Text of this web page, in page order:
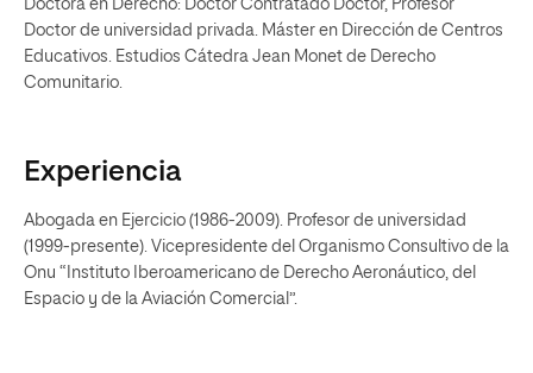
Doctora en Derecho: Doctor Contratado Doctor, Profesor
Doctor de universidad privada. Máster en Dirección de Centros
Educativos. Estudios Cátedra Jean Monet de Derecho
Comunitario.
Experiencia
Abogada en Ejercicio (1986-2009). Profesor de universidad
(1999-presente). Vicepresidente del Organismo Consultivo de la
Onu “Instituto Iberoamericano de Derecho Aeronáutico, del
Espacio y de la Aviación Comercial”.